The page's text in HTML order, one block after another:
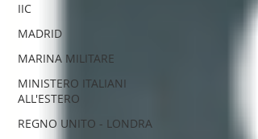
IIC
MADRID
MARINA MILITARE
MINISTERO ITALIANI
ALL'ESTERO
REGNO UNITO - LONDRA